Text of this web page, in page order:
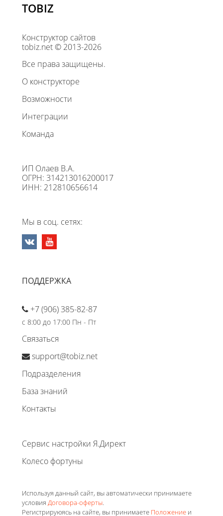
TOBIZ
Конструктор сайтов
tobiz.net © 2013-2026
Все права защищены.
О конструкторе
Возможности
Интеграции
Команда
ИП Олаев В.А.
ОГРН: 314213016200017
ИНН: 212810656614
Мы в соц. сетях:
ПОДДЕРЖКА
+7 (906) 385-82-87
с 8:00 до 17:00 Пн - Пт
Связаться
support@tobiz.net
Подразделения
База знаний
Контакты
Сервис настройки Я.Директ
Колесо фортуны
Используя данный сайт, вы автоматически принимаете
условия Договора-оферты.
Регистрируюясь на сайте, вы принимаете Положение и